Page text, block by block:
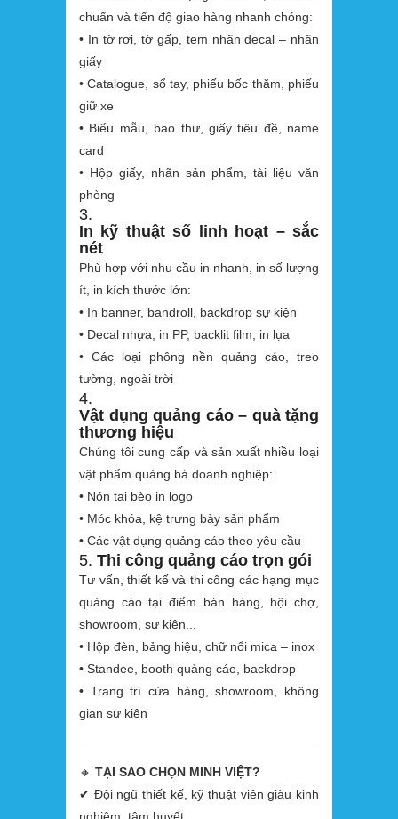
chuẩn và tiến độ giao hàng nhanh chóng:
• In tờ rơi, tờ gấp, tem nhãn decal – nhãn
giấy
• Catalogue, sổ tay, phiếu bốc thăm, phiếu
giữ xe
• Biểu mẫu, bao thư, giấy tiêu đề, name
card
• Hộp giấy, nhãn sản phẩm, tài liệu văn
phòng
3.
In kỹ thuật số linh hoạt – sắc
nét
Phù hợp với nhu cầu in nhanh, in số lượng
ít, in kích thước lớn:
• In banner, bandroll, backdrop sự kiện
• Decal nhựa, in PP, backlit film, in lụa
• Các loại phông nền quảng cáo, treo
tường, ngoài trời
4.
Vật dụng quảng cáo – quà tặng
thương hiệu
Chúng tôi cung cấp và sản xuất nhiều loại
vật phẩm quảng bá doanh nghiệp:
• Nón tai bèo in logo
• Móc khóa, kệ trưng bày sản phẩm
• Các vật dụng quảng cáo theo yêu cầu
5. Thi công quảng cáo trọn gói
Tư vấn, thiết kế và thi công các hạng mục
quảng cáo tại điểm bán hàng, hội chợ,
showroom, sự kiện...
• Hộp đèn, bảng hiệu, chữ nổi mica – inox
• Standee, booth quảng cáo, backdrop
• Trang trí cửa hàng, showroom, không
gian sự kiện
🔸 TẠI SAO CHỌN MINH VIỆT?
✔ Đội ngũ thiết kế, kỹ thuật viên giàu kinh
nghiệm, tâm huyết